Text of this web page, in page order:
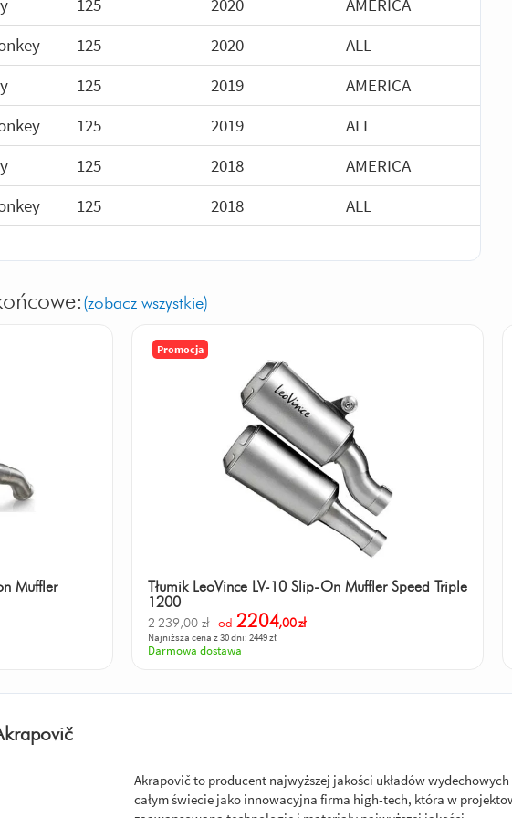
125 2020
AMERICA
125 2020
ALL
125 2019
AMERICA
125 2019
ALL
125 2018
AMERICA
125 2018 ALL
(zobacz wszystkie)
Muffler
Promocja
Tłumik LeoVince LV-10 Slip-On Muffler Speed Triple
1200
2 239,00 zł od 2204,00zł
Najniższa cena z 30 dni: 2449 zł
Darmowa dostawa
Akrapovič to producent najwyższej jakości układów
całym świecie jako innowacyjna firma high-tech, która w